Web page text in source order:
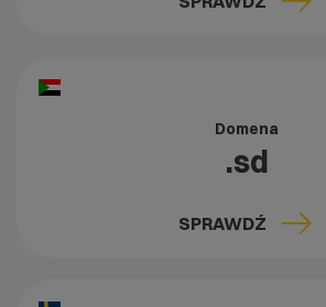
Domena
.sd
SPRAWDŹ